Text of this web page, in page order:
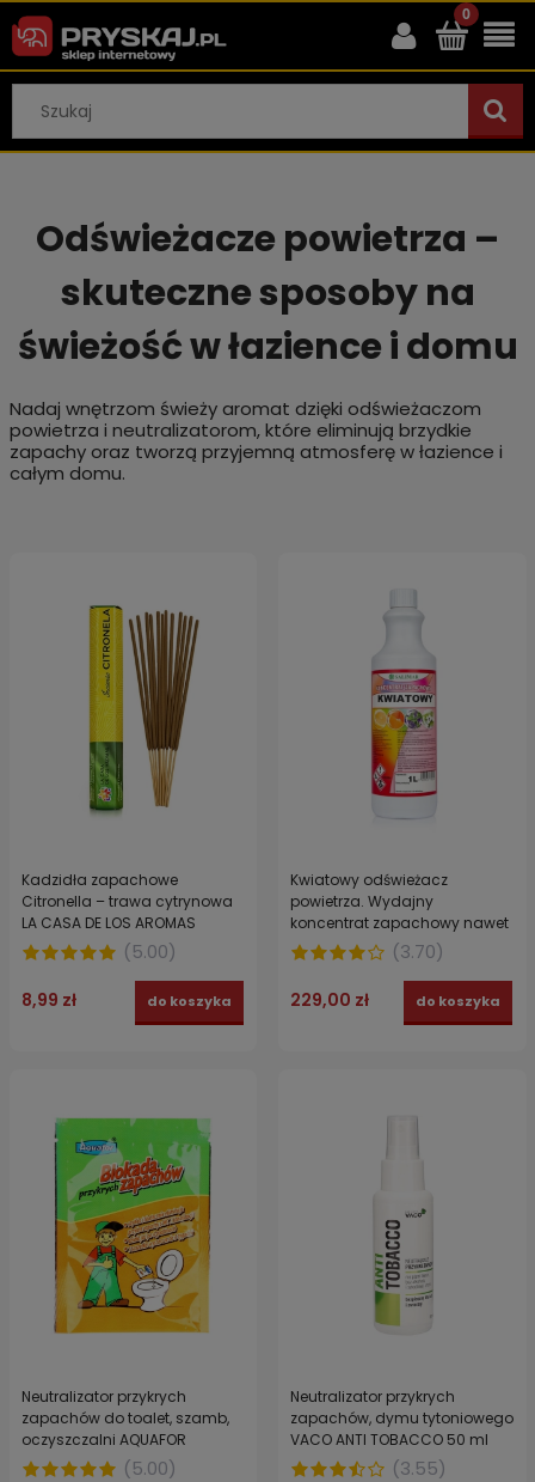
Odświeżacze powietrza –
skuteczne sposoby na
świeżość w łazience i domu
Nadaj wnętrzom świeży aromat dzięki odświeżaczom
powietrza i neutralizatorom, które eliminują brzydkie
zapachy oraz tworzą przyjemną atmosferę w łazience i
całym domu.
Kadzidła zapachowe
Citronella – trawa cytrynowa
LA CASA DE LOS AROMAS
(5.00)
8,99 zł do koszyka
Kwiatowy odświeżacz
powietrza. Wydajny
koncentrat zapachowy nawet
do 1000l gotowego roztworu
SALIMAR 1l
(3.70)
229,00 zł do koszyka
Neutralizator przykrych
zapachów do toalet, szamb,
oczyszczalni AQUAFOR
saszetka 40g
(5.00)
Neutralizator przykrych
zapachów, dymu tytoniowego
VACO ANTI TOBACCO 50 ml
(3.55)